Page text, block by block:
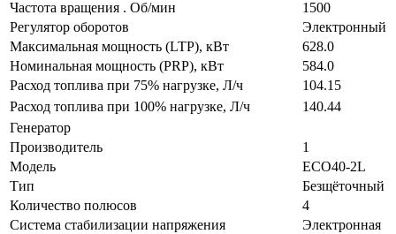
Частота вращения . Об/мин
1500
Регулятор оборотов
Электронный
Максимальная мощность (LTP), кВт
628.0
Номинальная мощность (PRP), кВт
584.0
Расход топлива при 75% нагрузке, Л/ч
104.15
Расход топлива при 100% нагрузке, Л/ч
140.44
Генератор
Производитель
1
Модель
ECO40-2L
Тип
Безщёточный
Количество полюсов
4
Система стабилизации напряжения
Электронная